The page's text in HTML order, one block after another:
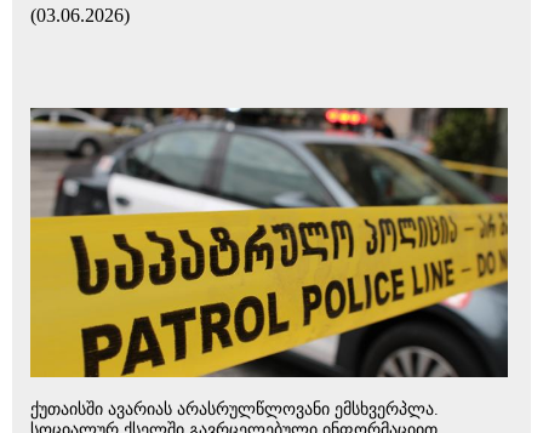
(03.06.2026)
ქუთაისში ავარიას არასრულწლოვანი ემსხვერპლა.